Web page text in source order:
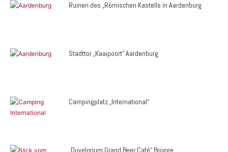
Ruinen des „Römischen Kastells in Aardenburg
Stadttor „Kaaipoort“ Aardenburg
Campingplatz „International“
„Duvelorium Grand Beer Café“ Brügge